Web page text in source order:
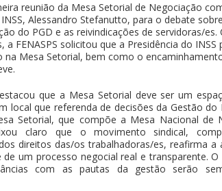
reunião da Mesa Setorial de Negociação
Alessandro Stefanutto, para o debate
do PGD e as reivindicações de servidoras/
a FENASPS solicitou que a Presidência do
na Mesa Setorial, bem como o
que a Mesa Setorial deve ser um
local que referenda de decisões da Gestão do
Setorial, que compõe a Mesa Nacional de
claro que o movimento sindical,
direitos das/os trabalhadoras/es, reafirma a
de um processo negocial real e transparente.
com as pautas da gestão serão